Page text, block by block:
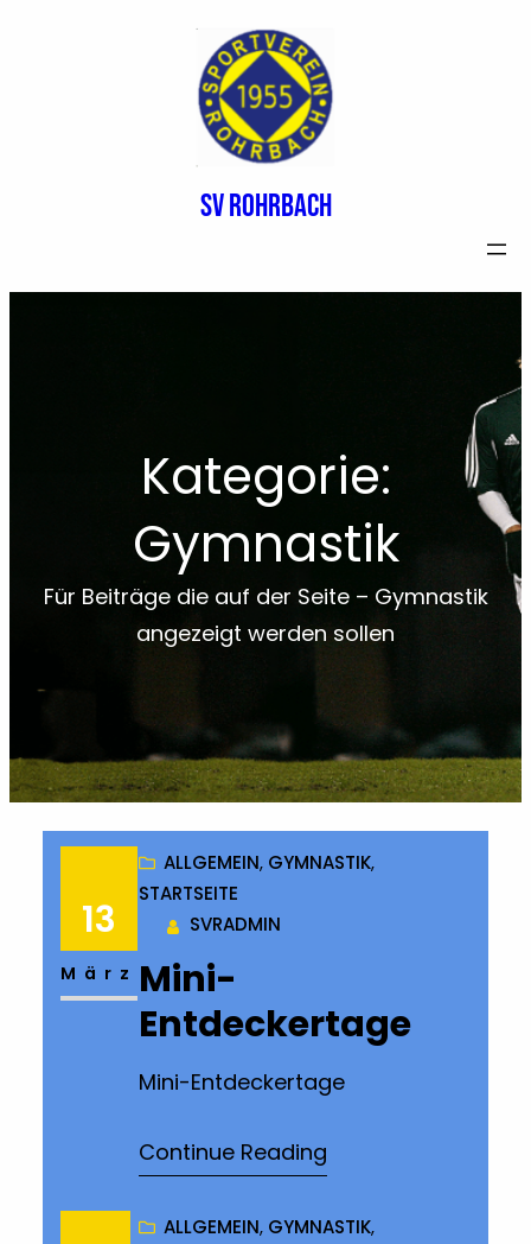
SV Rohrbach
Kategorie:
Gymnastik
Für Beiträge die auf der Seite – Gymnastik
angezeigt werden sollen
13
März
ALLGEMEIN, GYMNASTIK,
STARTSEITE
SVRADMIN
Mini-
Entdeckertage
Mini-Entdeckertage
Continue Reading
ALLGEMEIN, GYMNASTIK,